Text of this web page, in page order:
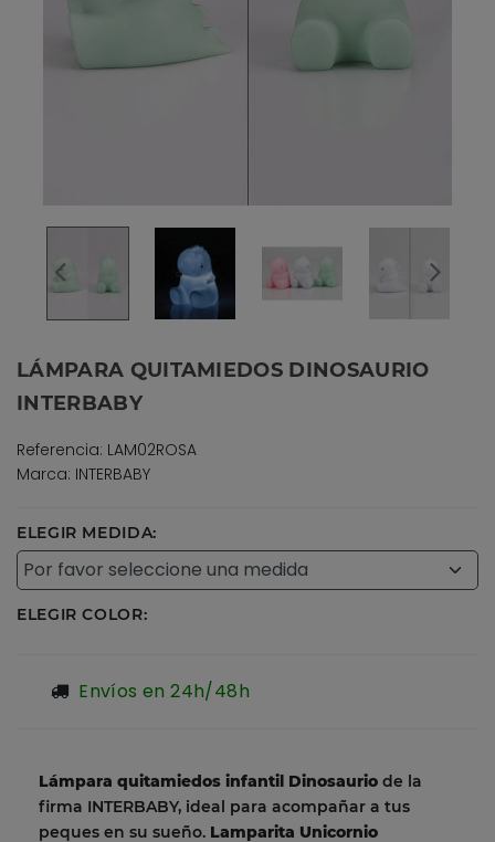
LÁMPARA QUITAMIEDOS DINOSAURIO
INTERBABY
Referencia: LAM02ROSA
Marca: INTERBABY
ELEGIR MEDIDA:
ELEGIR COLOR:
Envíos en 24h/48h
Lámpara quitamiedos infantil Dinosaurio de la
firma INTERBABY, ideal para acompañar a tus
peques en su sueño. Lamparita Unicornio